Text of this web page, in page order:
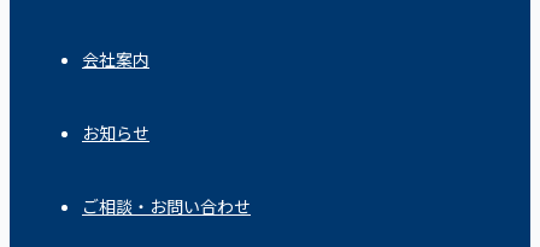
会社案内
お知らせ
ご相談・お問い合わせ